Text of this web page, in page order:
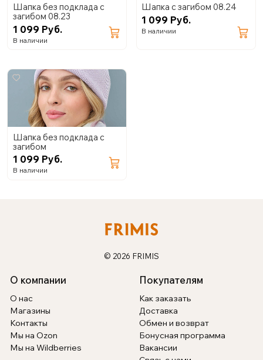
Шапка без подклада с
загибом 08.23
1 099 Руб.
В наличии
Шапка с загибом 08.24
1 099 Руб.
В наличии
Шапка без подклада с
загибом
1 099 Руб.
В наличии
© 2026 FRIMIS
О компании
О нас
Магазины
Контакты
Мы на Ozon
Мы на Wildberries
Покупателям
Как заказать
Доставка
Обмен и возврат
Бонусная программа
Вакансии